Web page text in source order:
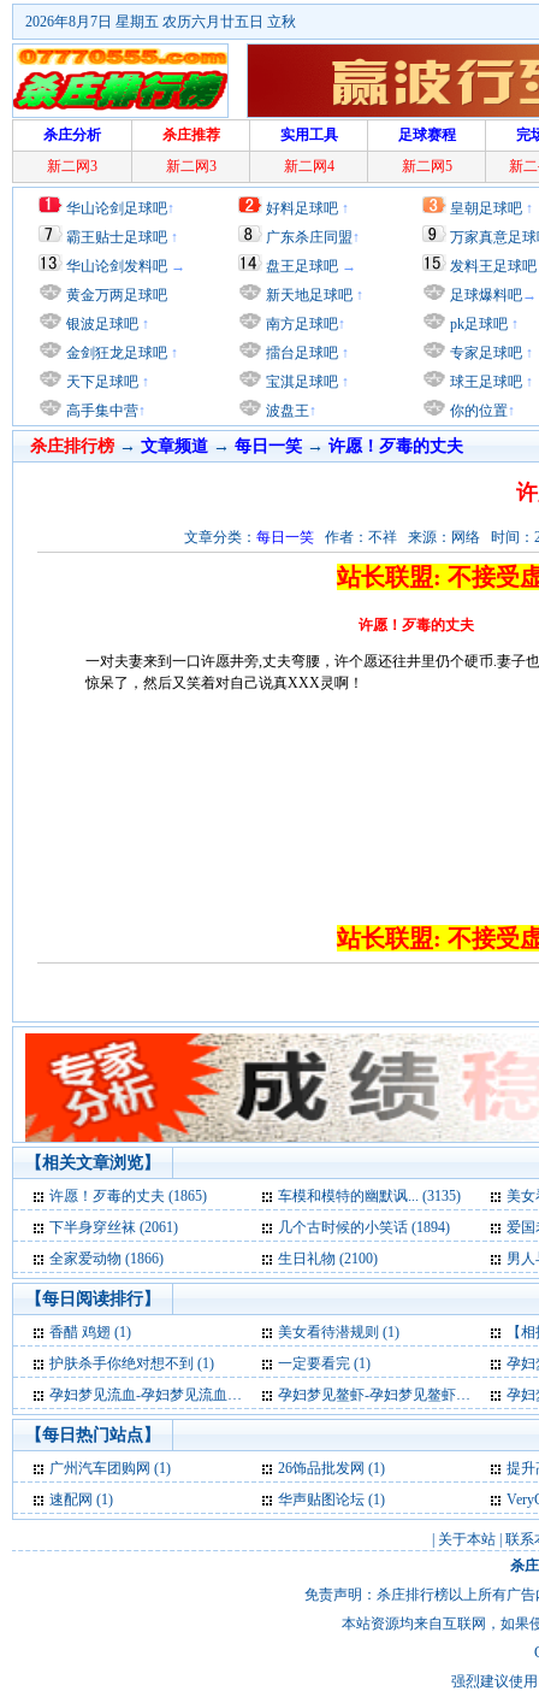
2026年8月7日 星期五 农历六月廿五日 立秋
杀庄分析 杀庄推荐 实用工具 足球赛程
完
新二网3
新二网3 新二网4 新二网5 新
华山论剑足球吧↑
霸王贴士足球吧 ↑
华山论剑发料吧 →
黄金万两足球吧
银波足球吧 ↑
金剑狂龙足球吧 ↑
天下足球吧 ↑
高手集中营↑
好料足球吧 ↑
广东杀庄同盟↑
盘王足球吧 →
新天地足球吧 ↑
南方足球吧↑
擂台足球吧 ↑
宝淇足球吧 ↑
波盘王↑
皇朝足球吧 ↑
万家真意足
发料王足球吧
足球爆料吧→
pk足球吧 ↑
专家足球吧 ↑
球王足球吧 ↑
你的位置↑
杀庄排行榜 → 文章频道→ 每日一笑 → 许愿！歹毒的丈夫
文章分类： 每日一笑 作者：不祥 来源：网络 时间：
站长联盟: 不接受
许愿！歹毒的丈夫
一对夫妻来到一口许愿井旁,丈夫弯腰，许个愿还往井里仍个硬币.妻子
惊呆了，然后又笑着对自己说真XXX灵啊！
站长联盟: 不接受
【相关文章浏览】
许愿！歹毒的丈夫 (1865) 车模和模特的幽默讽... (3135)
美女
下半身穿丝袜 (2061)
几个古时候的小笑话 (1894)
爱国
全家爱动物 (1866)
生日礼物 (2100) 男人
【每日阅读排行】
香醋 鸡翅 (1) 美女看待潜规则 (1)
【
护肤杀手你绝对想不到 (1)
一定要看完 (1)
孕妇
孕妇梦见流血-孕妇梦见流血是什么意思-好不好-代表什么 (1)
孕妇梦见鳌虾-孕妇梦见鳌虾是什么意思-好不好-代表什么 (1) 孕妇梦
【每日热门站点】
广州汽车团购网 (1) 26饰品批发网 (1)
提升
速配网 (1) 华声贴图论坛 (1)
关于本站 联系
杀
免责声明：杀庄排行榜以上所有广
本站资源均来自互联网，如果
强烈建议使